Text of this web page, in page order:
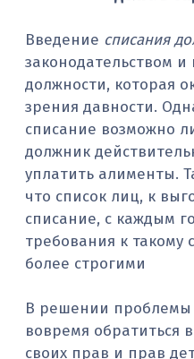
Введение списания
законодательством и
должности, которая
зрения давности.
списание возможно
должник
уплатить алименты.
что список лиц, к
списание, с каждым
требования к такому
более строгими
В решении проблемы
вовремя обратиться
своих прав и прав